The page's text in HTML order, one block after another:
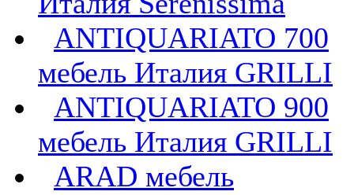
ANTIQUARIATO 700
мебель Италия GRILLI
ANTIQUARIATO 900
мебель Италия GRILLI
ARAD мебель